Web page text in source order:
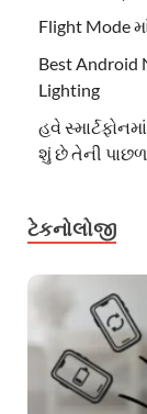
Flight Mode
Best Android
Lighting
હવે
શું છે તેની
ટેકનોલોજી